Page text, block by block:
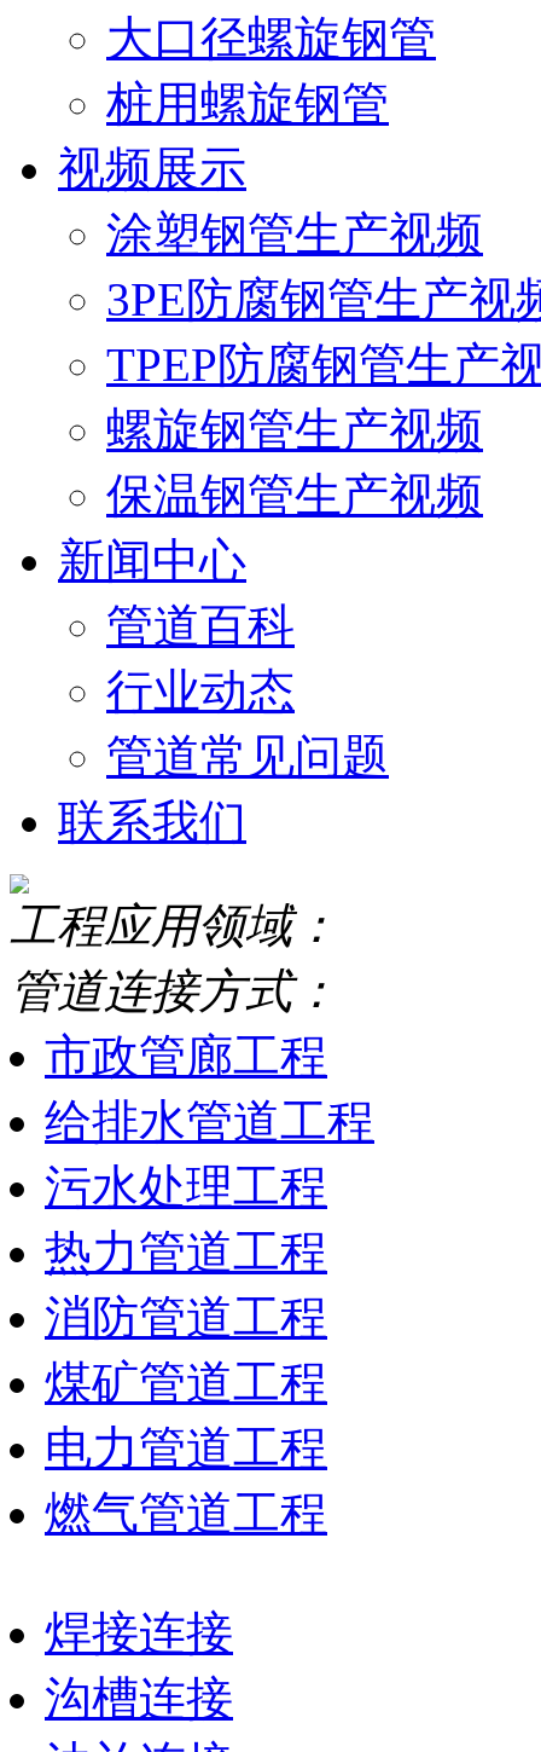
大口径螺旋钢管
桩用螺旋钢管
视频展示
涂塑钢管生产视频
3PE防腐钢管生产视
TPEP防腐钢管生产
螺旋钢管生产视频
保温钢管生产视频
新闻中心
管道百科
行业动态
管道常见问题
联系我们
工程应用领域：
管道连接方式：
市政管廊工程
给排水管道工程
污水处理工程
热力管道工程
消防管道工程
煤矿管道工程
电力管道工程
燃气管道工程
焊接连接
沟槽连接